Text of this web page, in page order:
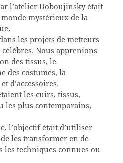
l’atelier Doboujinsky était
mystérieux de la
les projets de metteurs
Nous apprenions
des tissus, le
des costumes, la
d’accessoires.
les cuirs, tissus,
les plus contemporains,
l’objectif était d’utiliser
les transformer en de
les techniques connues ou